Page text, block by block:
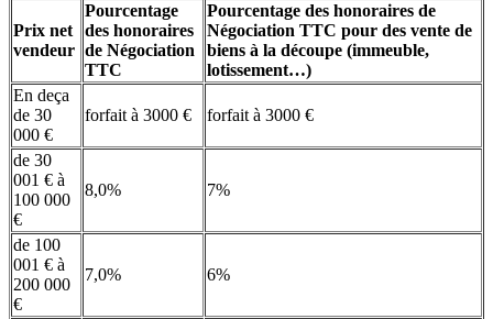
Prix net
vendeur
Pourcentage
des honoraires
de Négociation
TTC
Pourcentage des honoraires de
Négociation TTC pour des vente de
biens à la découpe (immeuble,
lotissement…)
En deça
de 30
000 €
forfait à 3000 € forfait à 3000 €
de 30
001 € à
100 000
€
8,0% 7%
de 100
001 € à
200 000
€
7,0% 6%